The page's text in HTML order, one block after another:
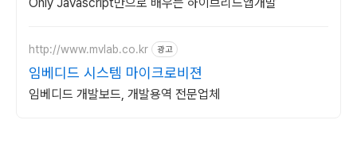
http://www.mvlab.co.kr 광고
임베디드 시스템 마이크로비젼
임베디드 개발보드, 개발용역 전문업체